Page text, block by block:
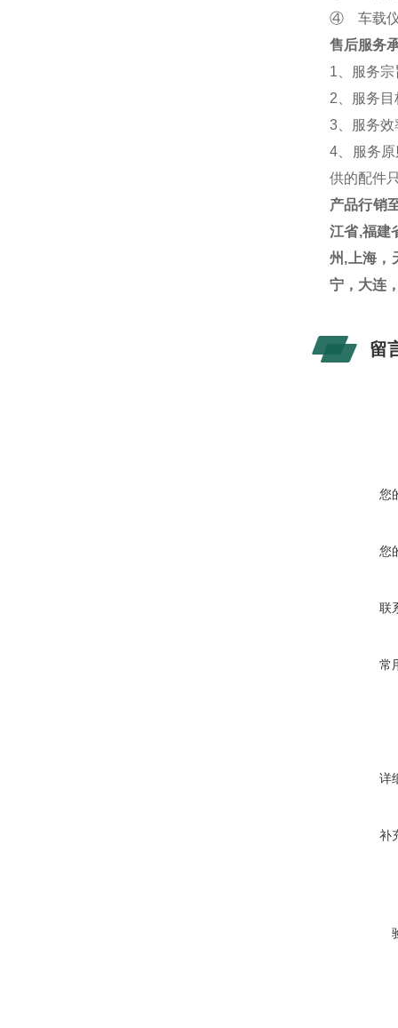
④ 车载仪
售后服务
1、服务
2、服务
3、服务
4、服务
供的配件
产品行销
江省,福建
州 , 上海
宁，大连
留
您
您
联
常
详
补